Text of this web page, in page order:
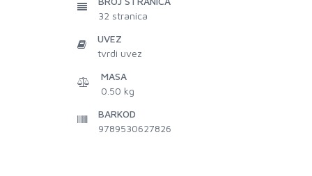
32 stranica
UVEZ
tvrdi uvez
MASA
0.50 kg
BARKOD
9789530627826